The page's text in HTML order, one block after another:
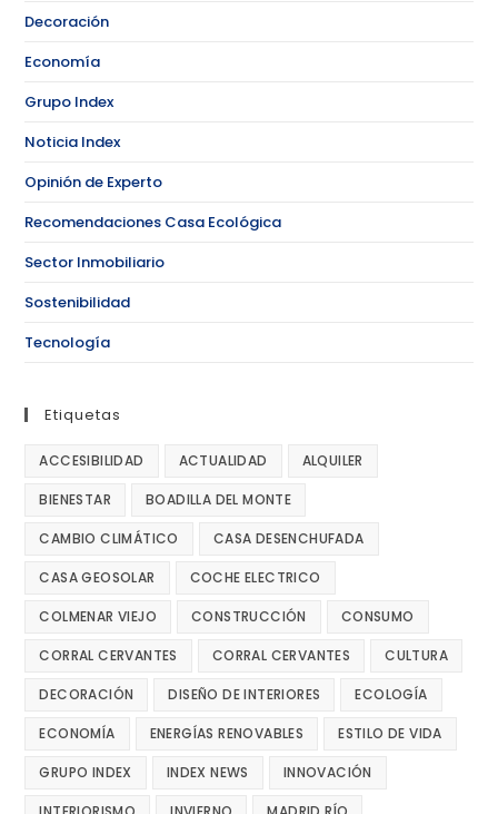
Decoración
Economía
Grupo Index
Noticia Index
Opinión de Experto
Recomendaciones Casa Ecológica
Sector Inmobiliario
Sostenibilidad
Tecnología
Etiquetas
ACCESIBILIDAD ACTUALIDAD ALQUILER
BIENESTAR BOADILLA DEL MONTE
CAMBIO CLIMÁTICO CASA DESENCHUFADA
CASA GEOSOLAR COCHE ELECTRICO
COLMENAR VIEJO CONSTRUCCIÓN CONSUMO
CORRAL CERVANTES CORRAL CERVANTES CULTURA
DECORACIÓN DISEÑO DE INTERIORES ECOLOGÍA
ECONOMÍA ENERGÍAS RENOVABLES ESTILO DE VIDA
GRUPO INDEX INDEX NEWS INNOVACIÓN